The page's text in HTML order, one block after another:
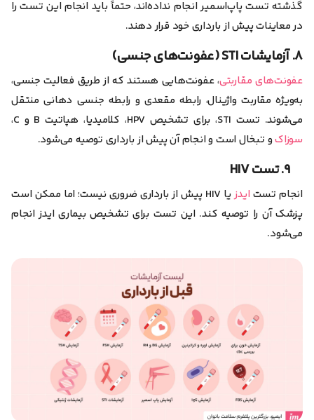
گذشته تست پاپ‌اسمیر انجام نداده‌اند، حتماً باید انجام این تست را
در معاینات پیش از بارداری خود قرار دهند.
۸. آزمایشات STI (عفونت‌های جنسی)
عفونت‌های مقاربتی، عفونت‌هایی هستند که از طریق فعالیت جنسی،
به‌ویژه مقاربت واژینال، رابطه مقعدی و رابطه جنسی دهانی منتقل
می‌شوند. تست STI، برای تشخیص HPV، کلامیدیا، هپاتیت B و C،
سوزاکو تبخال است و انجام آن پیش از بارداری توصیه می‌شود.
۹. تست HIV
انجام تست ایدز
یا HIV پیش از بارداری ضروری نیست؛ اما ممکن است
پزشک آن را توصیه کند. این تست برای تشخیص بیماری ایدز انجام
می‌شود.